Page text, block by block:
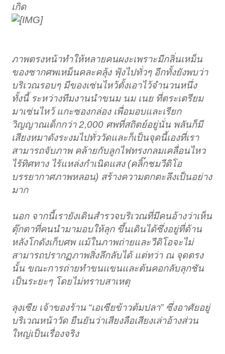
เกิด
ภาพตรงหน้าทำให้หลายคนผงะเพราะมีกลิ่นเหม็น
ของซากศพเหม็นคละคลุ้ง ฟุ้งไปทั่วๆ อีกทั้งยังพบว่า
บริเวณรอบๆ มีของเซ่นไหว้ตั้งเอาไว้จำนวนหนึ่ง
ทั้งนี้ ระหว่างทีมงานนำขนม นม เนย ที่ตระเตรียม
มาเซ่นไหว้ แกะซองกล่อง เพื่อมอบและเรียก
วิญญาณเด็กกว่า 2,000 ศพที่สถิตย์อยู่นั่น พลันก็มี
เสียงหมาดังระงมไปทั่ววัดและก็เป็นจุดนี้เองที่เรา
สามารถจับภาพ คล้ายกับลูกไฟทรงกลมเคลื่อนไหว
ไร้ทิศทาง ไร้แหล่งกำเนิดแสง (คลิ๊กชมวีดิโอ
บรรยากาศภาพหลอน) สร้างความตกตะลึงเป็นอย่าง
มาก
นอก จากนี้เรายังเดินสำรวจบริเวณที่มีคนอ้างว่าเห็น
ตุ๊กตาที่คนนำมามอบให้ลุก ขึ้นเดินได้ซึ่งอยู่ที่ด้าน
หลังโกดังเก็บศพ แม้ในภาพถ่ายและวีดิโอจะไม่
สามารถปรากฏภาพสิ่งลึกลับได้ แต่ทว่า ณ จุดตรง
นั้น ขณะการถ่ายทำขนแขนและต้นคอกลับลุกชัน
เป็นระยะๆ โดยไม่ทราบสาเหตุ
ลุงเซีย เจ้าของร้าน “เอเซียข้าวต้มปลา” ซึ่งอาศัยอยู่
บริเวณหน้าวัด ยืนยันว่าเสียงลือเสียงเล่าอ้างส่วน
ใหญ่เป็นเรื่องจริง